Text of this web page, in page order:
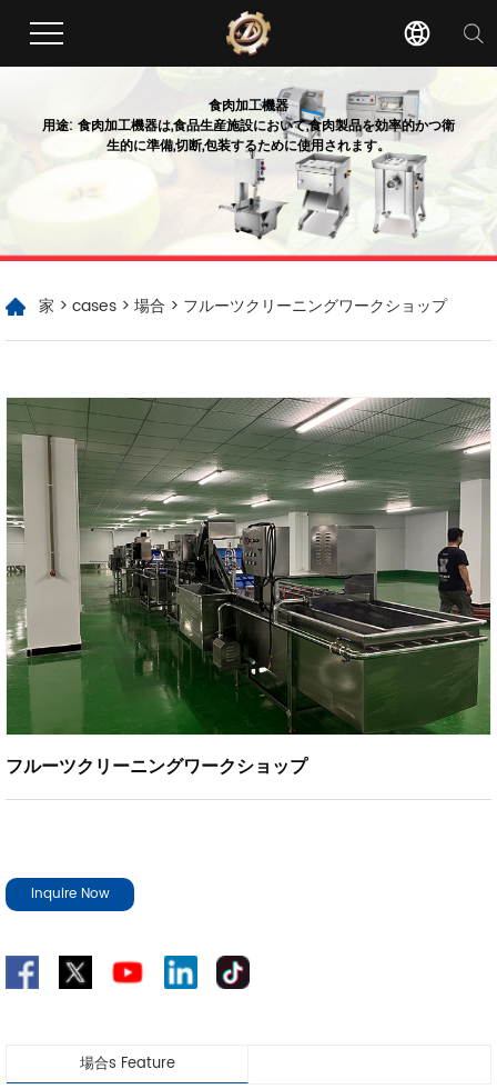
食肉加工機器
用途: 食肉加工機器は,食品生産施設において,食肉製品を効率的かつ衛
生的に準備,切断,包装するために使用されます。
家 > cases > 場合 > フルーツクリーニングワークショップ
フルーツクリーニングワークショップ
Inquire Now
場合s Feature